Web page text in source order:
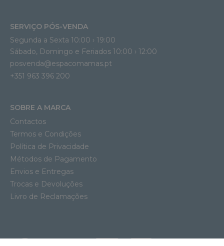
SERVIÇO PÓS-VENDA
Segunda a Sexta 10:00 › 19:00
Sábado, Domingo e Feriados 10:00 › 12:00
posvenda@espacomamas.pt
+351 963 396 200
SOBRE A MARCA
Contactos
Termos e Condições
Política de Privacidade
Métodos de Pagamento
Envios e Entregas
Trocas e Devoluções
Livro de Reclamações